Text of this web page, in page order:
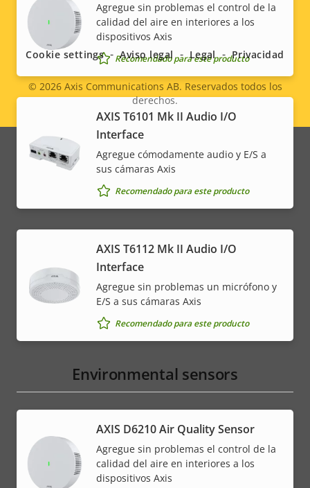
Agregue sin problemas el control de la
calidad del aire en interiores a los
dispositivos Axis
Recomendado para este producto
AXIS T6101 Mk II Audio I/O
Interface
Agregue cómodamente audio y E/S a
sus cámaras Axis
Recomendado para este producto
AXIS T6112 Mk II Audio I/O
Interface
Agregue sin problemas un micrófono y
E/S a sus cámaras Axis
Recomendado para este producto
Environmental sensors
AXIS D6210 Air Quality Sensor
Agregue sin problemas el control de la
calidad del aire en interiores a los
dispositivos Axis
Social
menu
menu
© 2026Axis Communications AB. Reservados todos los
derechos.
Cookie settings Aviso legal Legal Privacidad